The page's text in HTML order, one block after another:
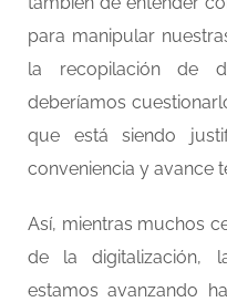
para manipular
la recopilación de
deberíamos
que está siendo
conveniencia y avance
Así, mientras muchos
de la digitalización,
estamos avanzando